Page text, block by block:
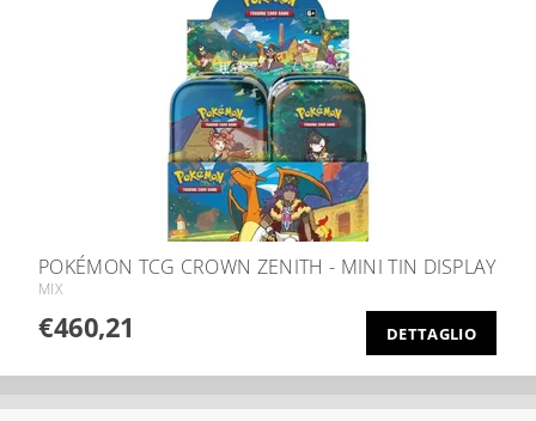
POKÉMON TCG CROWN ZENITH - MINI TIN DISPLAY
MIX
€460,21 DETTAGLIO